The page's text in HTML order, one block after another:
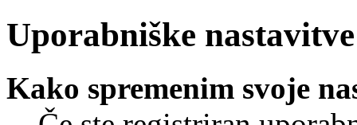
Uporabniške nastavitve
Kako spremenim svoje